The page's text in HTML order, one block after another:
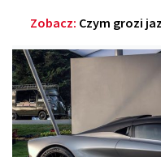
Zobacz: Czym grozi